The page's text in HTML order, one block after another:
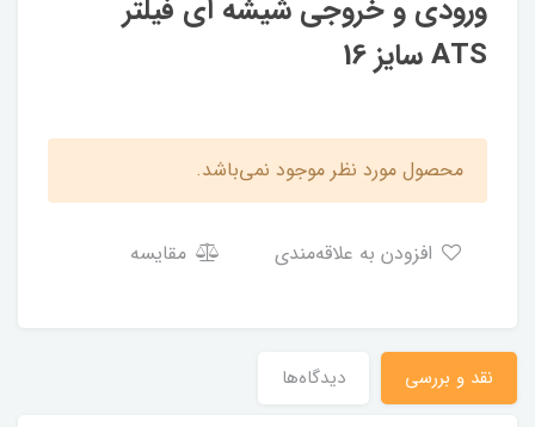
ورودی و خروجی شیشه ای فیلتر
ATS سایز 16
محصول مورد نظر موجود نمی‌باشد.
مقایسه
نقد و بررسی دیدگاه‌ها